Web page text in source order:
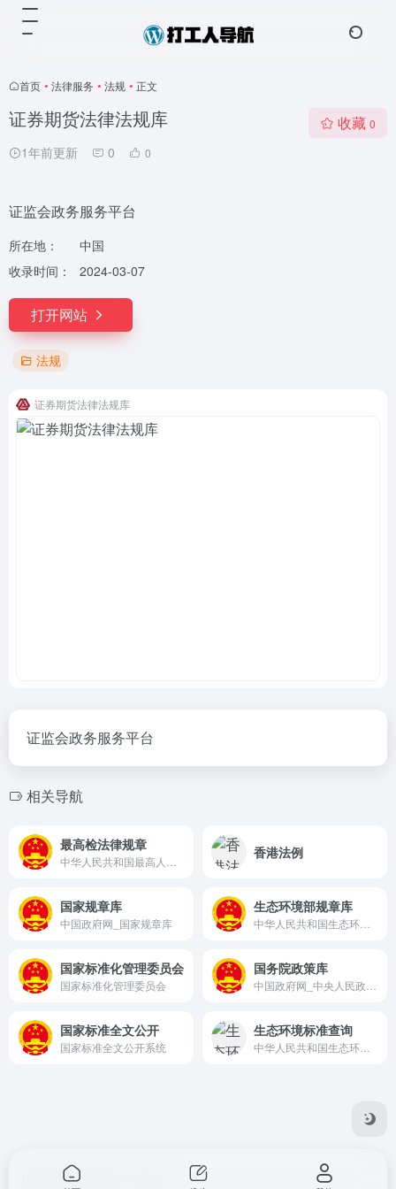
首页 • 法律服务 • 法规 • 正文
证券期货法律法规库
1年前更新 0 0
收藏 0
证监会政务服务平台
所在地：
中国
收录时间：
2024-03-07
打开网站
法规
证券期货法律法规库
证监会政务服务平台
相关导航
最高检法律规章 香港法例
国家规章库
中国政府网_国家规章库
生态环境部规章库
国家标准化管理委员会
国家标准化管理委员会
国务院政策库
国家标准全文公开
国家标准全文公开系统
生态环境标准查询
Copyright © 2026